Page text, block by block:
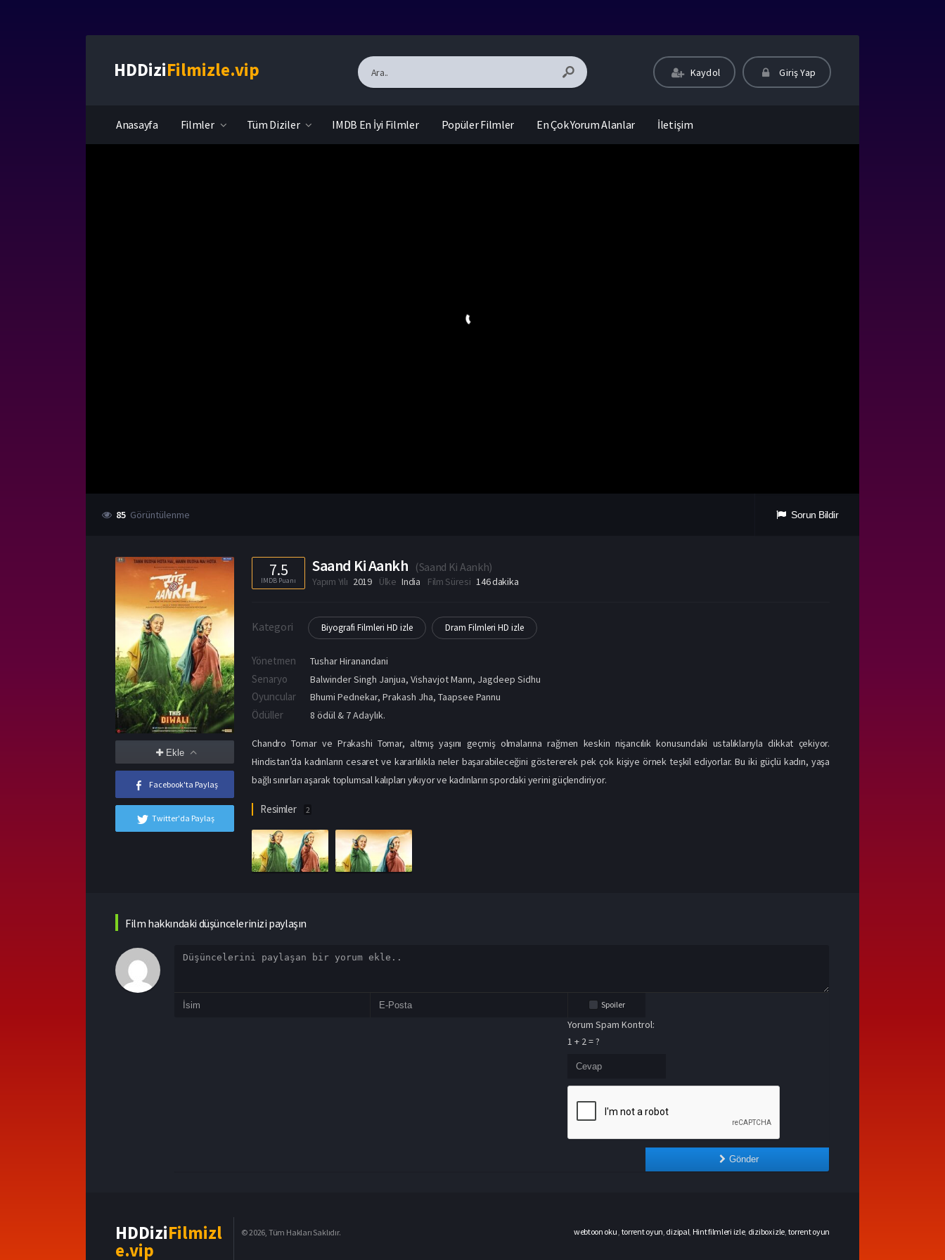
HDDiziFilmizle.vip Kaydol Giriş Yap
Anasayfa Filmler Tüm Diziler IMDB En İyi Filmler Popüler Filmler En Çok Yorum Alanlar İletişim
85 Görüntülenme Sorun Bildir
Ekle
Facebook'ta Paylaş
Twitter'da Paylaş
7.5
IMDB Puanı
Saand Ki Aankh (Saand Ki Aankh)
Yapım Yılı 2019 Ülke India Film Süresi 146 dakika
Kategori Biyografi Filmleri HD izle Dram Filmleri HD izle
Yönetmen Tushar Hiranandani
Senaryo Balwinder Singh Janjua, Vishavjot Mann, Jagdeep Sidhu
Oyuncular Bhumi Pednekar,Prakash Jha,Taapsee Pannu
Ödüller 8 ödül & 7 Adaylık.
Chandro Tomar ve Prakashi Tomar, altmış yaşını geçmiş olmalarına rağmen keskin nişancılık konusundaki ustalıklarıyla dikkat çekiyor.
Hindistan’da kadınların cesaret ve kararlılıkla neler başarabileceğini göstererek pek çok kişiye örnek teşkil ediyorlar. Bu iki güçlü kadın, yaşa
bağlı sınırları aşarak toplumsal kalıpları yıkıyor ve kadınların spordaki yerini güçlendiriyor.
Resimler 2
Film hakkındaki düşüncelerinizi paylaşın
Spoiler
Yorum Spam Kontrol:
1 + 2 = ?
Gönder
HDDiziFilmizl
e.vip
© 2026, Tüm Hakları Saklıdır. webtoon oku torrent oyun dizipal Hint filmleri izle, dizibox izle torrent oyun